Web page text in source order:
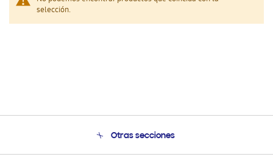
selección.
Otras secciones